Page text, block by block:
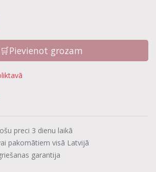
🛒Pievienot grozam
preci 3 dienu laikā
pakomātiem visā Latvijā
garantija